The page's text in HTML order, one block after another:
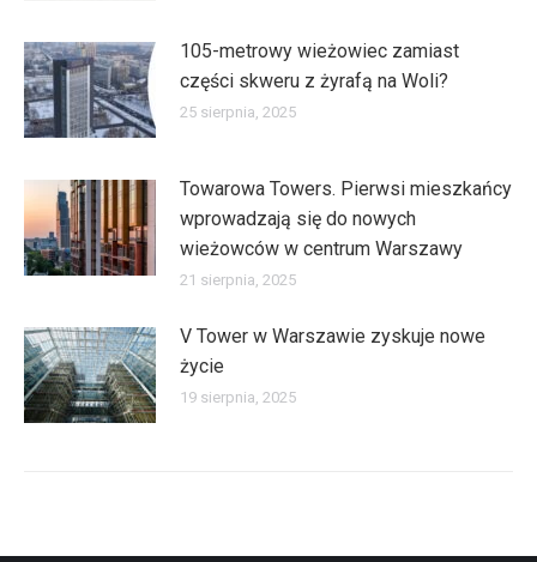
105-metrowy wieżowiec zamiast
części skweru z żyrafą na Woli?
25 sierpnia, 2025
Towarowa Towers. Pierwsi mieszkańcy
wprowadzają się do nowych
wieżowców w centrum Warszawy
21 sierpnia, 2025
V Tower w Warszawie zyskuje nowe
życie
19 sierpnia, 2025